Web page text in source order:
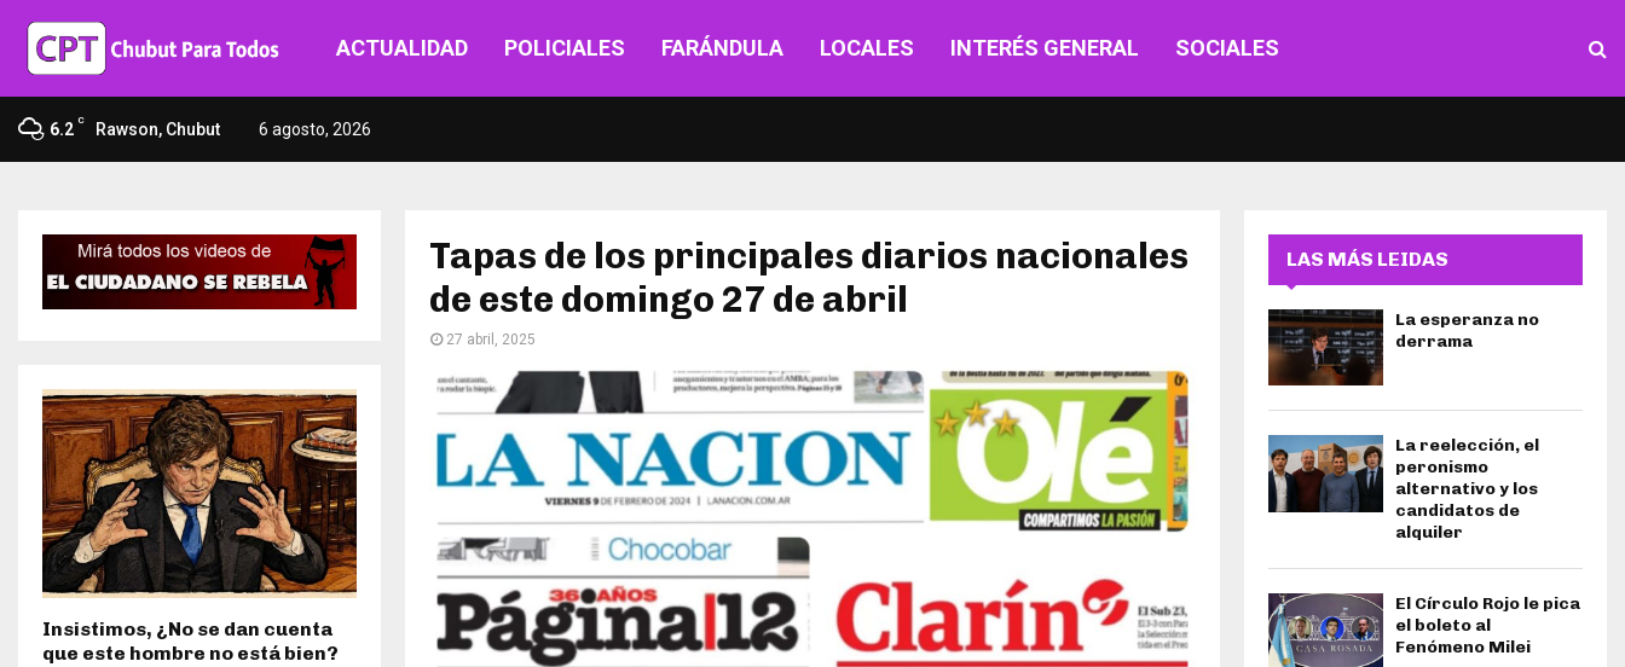
ACTUALIDAD POLICIALES FARÁNDULA LOCALES INTERÉS GENERAL SOCIALES
6.2 C Rawson, Chubut 6 agosto, 2026
Tapas de los principales diarios nacionales
de este domingo 27 de abril
27 abril, 2025
Insistimos, ¿No se dan cuenta
que este hombre no está bien?
LAS MÁS LEIDAS
La esperanza no
derrama
La reelección, el
peronismo
alternativo y los
candidatos de
alquiler
El Círculo Rojo le pica
el boleto al
Fenómeno Milei